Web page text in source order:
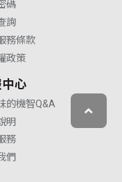
碼
詢
務條款
政策
心
的機智Q&A
明
務
們